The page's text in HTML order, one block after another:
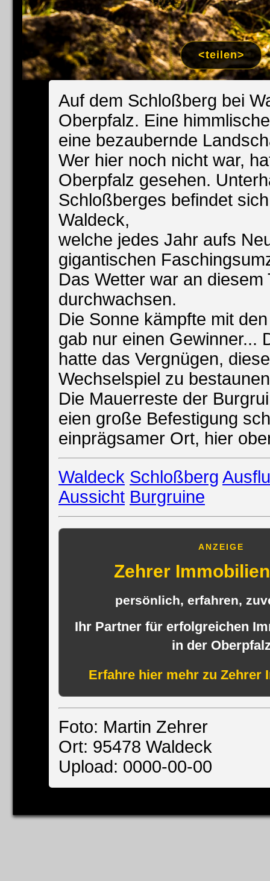
<teilen>
Auf dem Schloßberg bei
Oberpfalz. Eine
eine bezaubernde
Wer hier noch nicht war,
Oberpfalz gesehen.
Schloßberges befindet
Waldeck,
welche jedes Jahr aufs
gigantischen
Das Wetter war an diesem
durchwachsen.
Die Sonne kämpfte mit
gab nur einen Gewinner...
hatte das Vergnügen,
Wechselspiel zu
Die Mauerreste der
eien große Befestigung
einprägsamer Ort, hier
Waldeck Schloßberg
Aussicht Burgruine
ANZEIGE
Zehrer
persönlich, erfahren,
Ihr Partner für erfolgreichen
in der
Erfahre hier mehr zu Zehrer
Foto: Martin Zehrer
Ort: 95478 Waldeck
Upload: 0000-00-00